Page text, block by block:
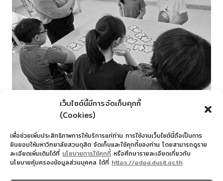
เว็บไซต์นี้มีการจัดเก็บคุกกี้
(Cookies)
เพื่อช่วยเพิ่มประสิทธิภาพการให้บริการแก่ท่าน การใช้งานเว็บไซต์นี้ถือเป็นการ
ยินยอมให้มหาวิทยาลัยสวนดุสิต จัดเก็บและใช้คุกกี้ของท่าน โดยสามารถดูราย
ละเอียดเพิ่มเติมได้ที่ นโยบายการใช้คุกกี้ หรือศึกษารายละเอียดเกี่ยวกับ
นโยบายคุ้มครองข้อมูลส่วนบุคคล ได้ที่ https://pdpa.dusit.ac.th